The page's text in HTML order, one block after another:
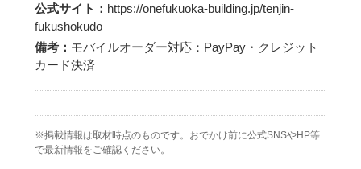
公式サイト： https://onefukuoka-building.jp/tenjin-
fukushokudo
備考： モバイルオーダー対応：PayPay・クレジット
カード決済
※掲載情報は取材時点のものです。おでかけ前に公式SNSやHP等
で最新情報をご確認ください。